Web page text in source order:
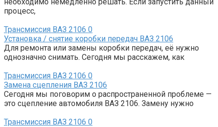
процесс,
Трансмиссия ВАЗ 2106 0
Установка / снятие коробки передач ВАЗ 2106
Для ремонта или замены коробки передач, её нужно
однозначно снимать. Сегодня мы расскажем, как
Трансмиссия ВАЗ 2106 0
Замена сцепления ВАЗ 2106
Сегодня мы поговорим о распространенной проблеме —
это сцепление автомобиля ВАЗ 2106. Замену нужно
Трансмиссия ВАЗ 2106 0